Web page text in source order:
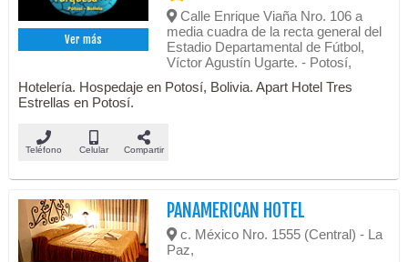
Ver más
Calle Enrique Viaña Nro. 106 a
media cuadra de la recta general del
Estadio Departamental de Fútbol,
Víctor Agustín Ugarte. - Potosí,
Hotelería. Hospedaje en Potosí, Bolivia. Apart Hotel Tres
Estrellas en Potosí.
Teléfono Celular Compartir
PANAMERICAN HOTEL
c. México Nro. 1555 (Central) - La
Paz,